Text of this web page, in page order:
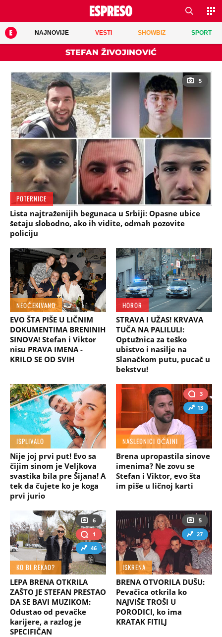
NAJNOVIJE VESTI SHOWBIZ SPORT
STEFAN ŽIVOJINOVIĆ
5
POTERNICE
Lista najtraženijih begunaca u Srbiji: Opasne ubice
šetaju slobodno, ako ih vidite, odmah pozovite
policiju
NEOČEKIVANO
EVO ŠTA PIŠE U LIČNIM
DOKUMENTIMA BRENINIH
SINOVA! Stefan i Viktor
nisu PRAVA IMENA -
KRILO SE OD SVIH
HOROR
STRAVA I UŽAS! KRVAVA
TUČA NA PALILULI:
Optužnica za teško
ubistvo i nasilje na
Slanačkom putu, pucač u
bekstvu!
ISPLIVALO
Nije joj prvi put! Evo sa
čijim sinom je Veljkova
svastika bila pre Šijana! A
tek da čujete ko je koga
prvi jurio
3
13
NASLEDNICI OČAJNI
Brena upropastila sinove
imenima? Ne zovu se
Stefan i Viktor, evo šta
im piše u ličnoj karti
6
1
46
KO BI REKAO?
LEPA BRENA OTKRILA
ZAŠTO JE STEFAN PRESTAO
DA SE BAVI MUZIKOM:
Odustao od pevačke
karijere, a razlog je
SPECIFIČAN
5
27
ISKRENA
BRENA OTVORILA DUŠU:
Pevačica otkrila ko
NAJVIŠE TROŠI U
PORODICI, ko ima
KRATAK FITILJ